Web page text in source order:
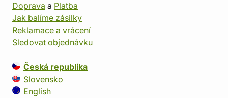
Doprava a Platba
Jak balíme zásilky
Reklamace a vrácení
Sledovat objednávku
Česká republika
Slovensko
English